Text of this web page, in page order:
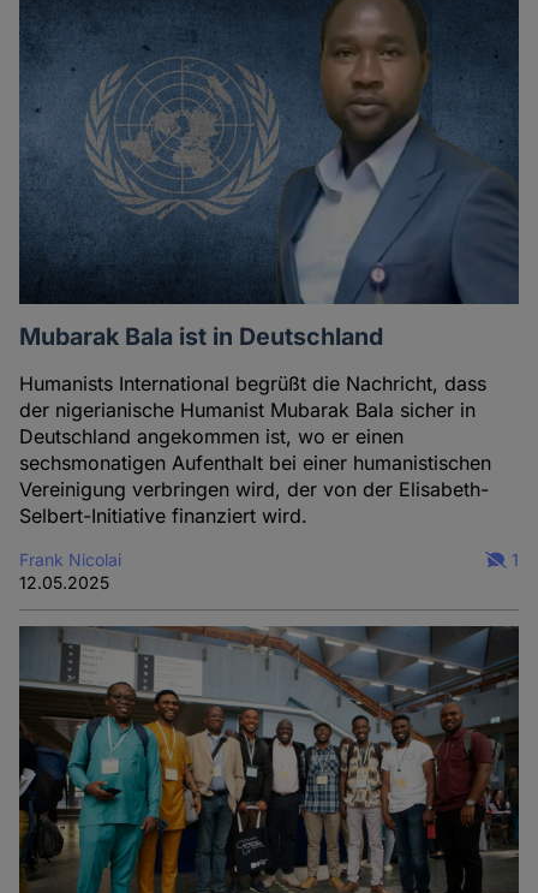
Mubarak Bala ist in Deutschland
Humanists International begrüßt die Nachricht, dass
der nigerianische Humanist Mubarak Bala sicher in
Deutschland angekommen ist, wo er einen
sechsmonatigen Aufenthalt bei einer humanistischen
Vereinigung verbringen wird, der von der Elisabeth-
Selbert-Initiative finanziert wird.
Frank Nicolai
12.05.2025
1